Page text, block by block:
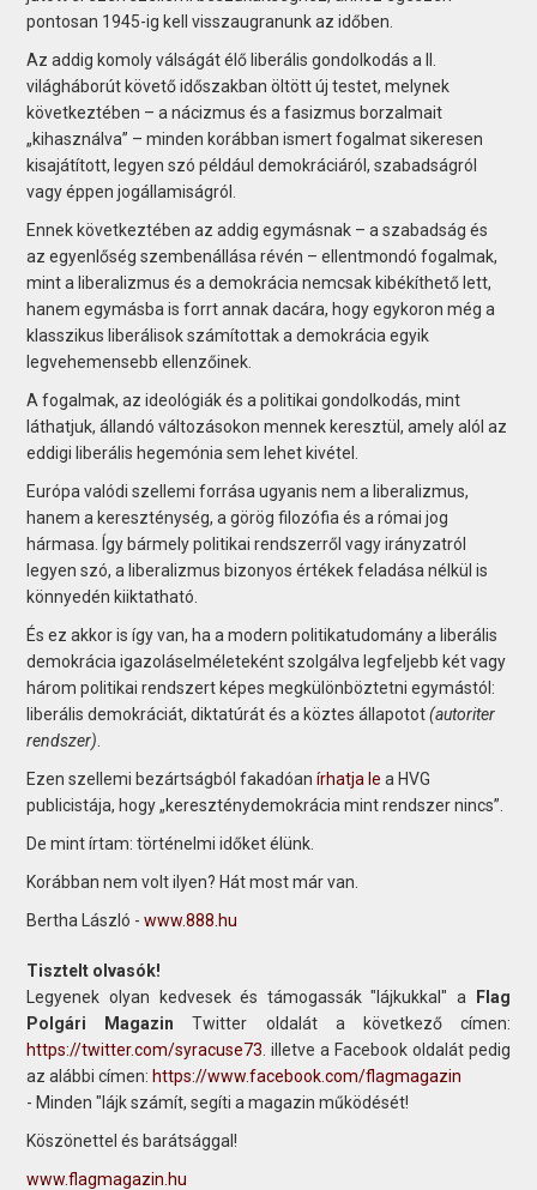
pontosan 1945-ig kell visszaugranunk az időben.
Az addig komoly válságát élő liberális gondolkodás a II.
világháborút követő időszakban öltött új testet, melynek
következtében – a nácizmus és a fasizmus borzalmait
„kihasználva” – minden korábban ismert fogalmat sikeresen
kisajátított, legyen szó például demokráciáról, szabadságról
vagy éppen jogállamiságról.
Ennek következtében az addig egymásnak – a szabadság és
az egyenlőség szembenállása révén – ellentmondó fogalmak,
mint a liberalizmus és a demokrácia nemcsak kibékíthető lett,
hanem egymásba is forrt annak dacára, hogy egykoron még a
klasszikus liberálisok számítottak a demokrácia egyik
legvehemensebb ellenzőinek.
A fogalmak, az ideológiák és a politikai gondolkodás, mint
láthatjuk, állandó változásokon mennek keresztül, amely alól az
eddigi liberális hegemónia sem lehet kivétel.
Európa valódi szellemi forrása ugyanis nem a liberalizmus,
hanem a kereszténység, a görög filozófia és a római jog
hármasa. Így bármely politikai rendszerről vagy irányzatról
legyen szó, a liberalizmus bizonyos értékek feladása nélkül is
könnyedén kiiktatható.
És ez akkor is így van, ha a modern politikatudomány a liberális
demokrácia igazoláselméleteként szolgálva legfeljebb két vagy
három politikai rendszert képes megkülönböztetni egymástól:
liberális demokráciát, diktatúrát és a köztes állapotot(autoriter
rendszer)
Ezen szellemi bezártságból fakadóanírhatja le a HVG
publicistája, hogy „kereszténydemokrácia mint rendszer nincs”.
De mint írtam: történelmi időket élünk.
Korábban nem volt ilyen? Hát most már van.
Bertha László -www.888.hu
Tisztelt olvasók!
Legyenek olyan kedvesek és támogassák "lájkukkal" a
Flag
Polgári Magazin Twitter oldalát a következő címen:
https://twitter.com/syracuse73 . illetve a Facebook oldalát pedig
az alábbi címen: https://www.facebook.com/flagmagazin
- Minden "lájk számít, segíti a magazin működését!
Köszönettel és barátsággal!
www.flagmagazin.hu